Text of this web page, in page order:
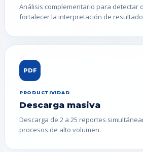
Análisis complementario para detectar
fortalecer la interpretación de
PDF
PRODUCTIVIDAD
Descarga masiva
Descarga de 2 a 25 reportes
procesos de alto volumen.